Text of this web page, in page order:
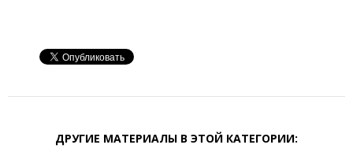
ДРУГИЕ МАТЕРИАЛЫ В ЭТОЙ КАТЕГОРИИ: